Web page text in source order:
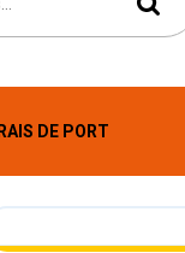
DE PORT